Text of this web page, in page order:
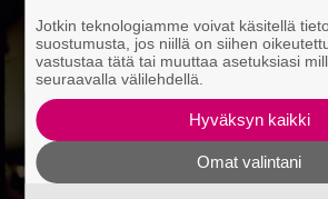
Jotkin teknologiamme voivat käsitellä
suostumusta, jos niillä on siihen
vastustaa tätä tai muuttaa asetuksiasi
seuraavalla välilehdellä.
Hyväksyn kaikki
Omat valintani